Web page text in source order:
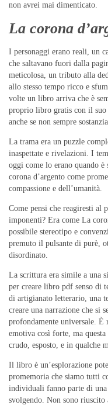
non avrei mai dimenticato.
La corona
I personaggi erano reali, un
che saltavano fuori dalla
meticolosa, un tributo alla
allo stesso tempo ricco e
volte un libro arriva che è
proprio libro gratis con il suo
anche se non sempre
La trama era un puzzle
inaspettate e rivelazioni. I
oggi come lo erano quando
corona d’argento come
compassione e dell’umanità.
Come pensi che reagiresti al
imponenti? Era come La
possibile stereotipo e
premuto il pulsante di purè,
disordinato.
La scrittura era simile a una
per creare libro pdf senso di
di artigianato letterario, una
creare una narrazione che si
profondamente universale. È
emotiva così forte, ma
crudo, esposto, e in qualche
Il libro è un’esplorazione
promemoria che siamo tutti
individuali fanno parte di una
svolgendo. Non sono